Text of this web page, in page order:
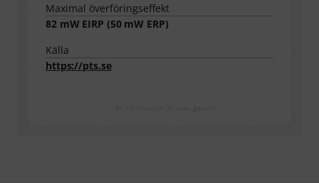
Maximal överföringseffekt
82mW EIRP (50mW ERP)
Källa
https://pts.se